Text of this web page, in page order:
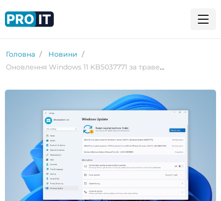
Головна
Новини
Оновлення Windows 11 KB5037771 за травень не вирішує всіх проблем з підключенням VPN